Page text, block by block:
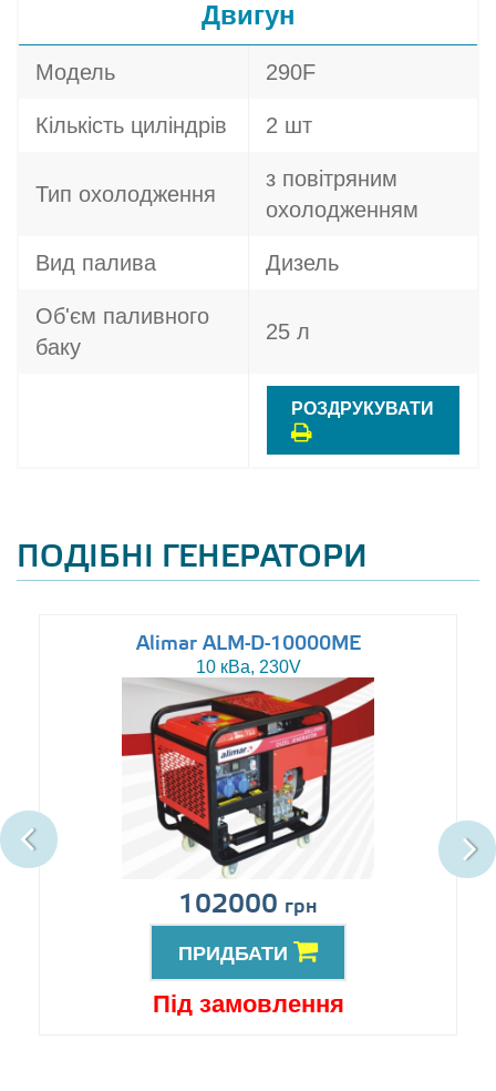
Двигун
Модель 290F
Кількість циліндрів 2 шт
Тип охолодження
з повітряним
охолодженням
Вид палива Дизель
Об'єм паливного
баку
25 л
РОЗДРУКУВАТИ
ПОДІБНІ ГЕНЕРАТОРИ
Alimar ALM-D-10000ME
10 кВа, 230V
102000 грн
ПРИДБАТИ
Під замовлення